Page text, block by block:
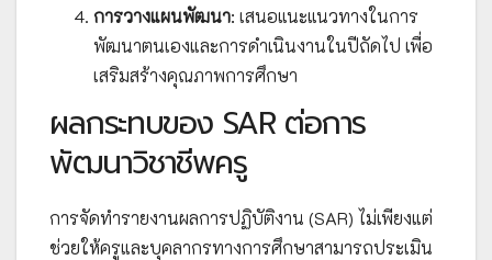
การวางแผนพัฒนา: เสนอแนะแนวทางในการ
พัฒนาตนเองและการดำเนินงานในปีถัดไป เพื่อ
เสริมสร้างคุณภาพการศึกษา
ผลกระทบของ SAR ต่อการ
พัฒนาวิชาชีพครู
การจัดทำรายงานผลการปฏิบัติงาน (SAR) ไม่เพียงแต่
ช่วยให้ครูและบุคลากรทางการศึกษาสามารถประเมิน